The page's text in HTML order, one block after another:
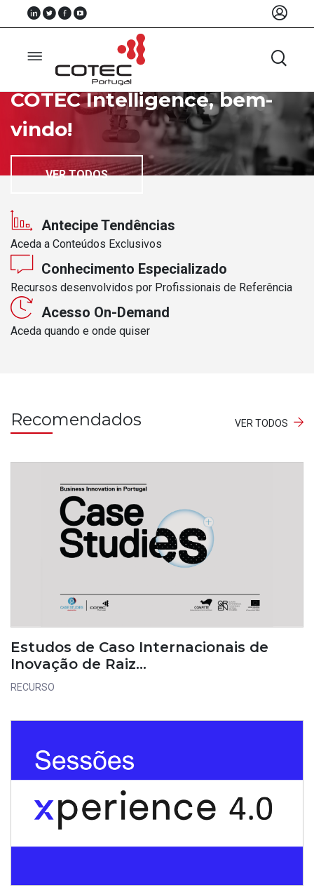
Sobre
Nós
Recursos
Notícias
Eventos
Projectos
COTEC Intelligence, bem-
vindo!
VER TODOS
Antecipe Tendências
Aceda a Conteúdos Exclusivos
Conhecimento Especializado
Recursos desenvolvidos por Profissionais de Referência
Acesso On-Demand
Aceda quando e onde quiser
Recomendados VER TODOS
Estudos de Caso Internacionais de
Inovação de Raiz…
RECURSO